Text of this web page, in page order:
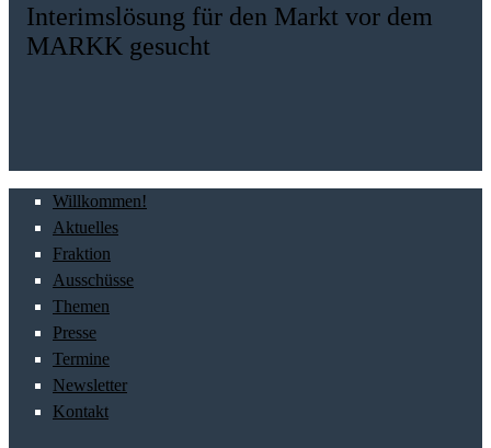
Interimslösung für den Markt vor dem
MARKK gesucht
Willkommen!
Aktuelles
Fraktion
Ausschüsse
Themen
Presse
Termine
Newsletter
Kontakt